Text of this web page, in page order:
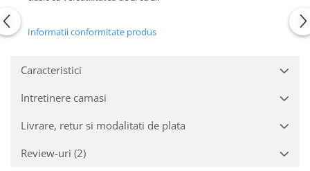
Informatii conformitate produs
Caracteristici
Intretinere camasi
Livrare, retur si modalitati de plata
Review-uri (2)